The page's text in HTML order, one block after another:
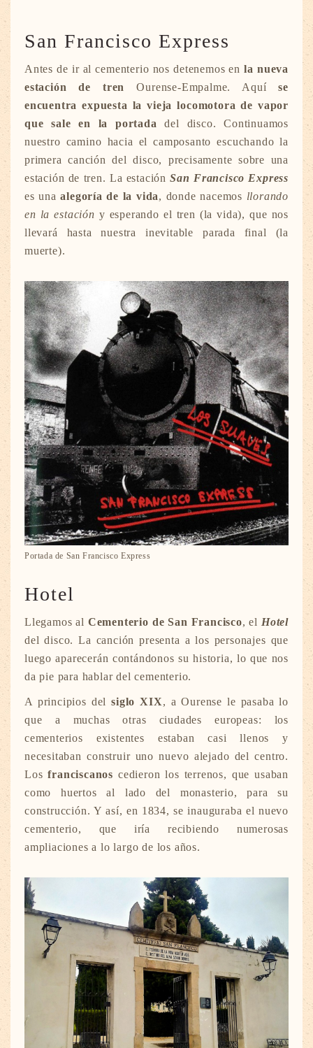
San Francisco Express
Antes de ir al cementerio nos detenemos en la nueva
estación
de tren Ourense-Empalme. Aquíse
encuentra expuesta la vieja locomotora de vapor
que sale en la portada del disco. Continuamos
nuestro camino hacia el camposanto escuchando la
primera canción del disco, precisamente sobre una
estación de tren. La estaciónSan Francisco Express
es unaalegoría de la vida, donde nacemos llorando
en la estación y esperando el tren (la vida), que nos
llevará hasta nuestra inevitable parada final (la
muerte).
Portada de San Francisco Express
Hotel
Llegamos al Cementerio de San Francisco, el Hotel
del disco. La canción presenta a los personajes que
luego aparecerán contándonos su historia, lo que nos
da pie para hablar del cementerio.
A principios delsiglo XIX, a Ourense le pasaba lo
que a muchas otras ciudades europeas: los
cementerios existentes estaban casi llenos y
necesitaban construir uno nuevo alejado del centro.
Losfranciscanos cedieron los terrenos, que usaban
como huertos al lado del monasterio, para su
construcción. Y así, en 1834, se inauguraba el nuevo
cementerio, que iría recibiendo numerosas
ampliaciones a lo largo de los años.